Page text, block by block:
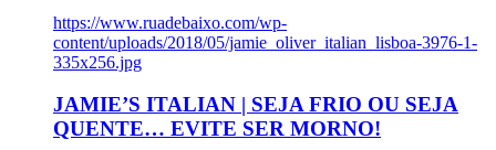
https://www.ruadebaixo.com/wp-
content/uploads/2018/05/jamie_oliver_italian_lisboa-3976-1-
335x256.jpg
JAMIE’S ITALIAN | SEJA FRIO OU SEJA
QUENTE… EVITE SER MORNO!